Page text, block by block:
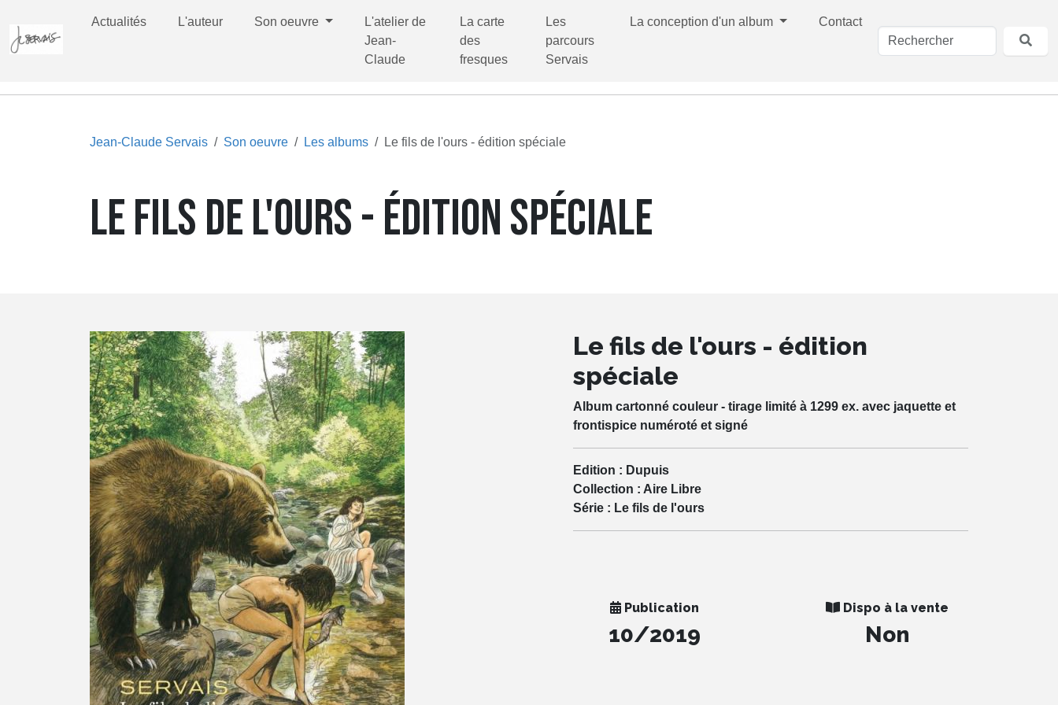
Actualités L'auteur Son oeuvre
L'atelier de
Jean-
Claude
La carte
des
fresques
Les
parcours
Servais
La conception d'un album Contact
Jean-Claude Servais Son oeuvre Les albums Le fils de l'ours - édition spéciale
LE FILS DE L'OURS - ÉDITION SPÉCIALE
Le fils de l'ours - édition
spéciale
Album cartonné couleur - tirage limité à 1299 ex. avec jaquette et
frontispice numéroté et signé
Edition : Dupuis
Collection : Aire Libre
Série : Le fils de l'ours
Publication
10/2019
Dispo à la vente
Non